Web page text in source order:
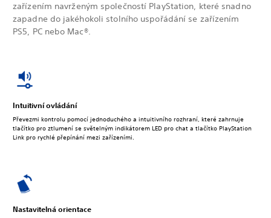
zařízením navrženým společností PlayStation, které snadno
zapadne do jakéhokoli stolního uspořádání se zařízením
PS5, PC nebo Mac®.
Intuitivní ovládání
Převezmi kontrolu pomocí jednoduchého a intuitivního rozhraní, které zahrnuje
tlačítko pro ztlumení se světelným indikátorem LED pro chat a tlačítko PlayStation
Link pro rychlé přepínání mezi zařízeními.
Nastavitelná orientace